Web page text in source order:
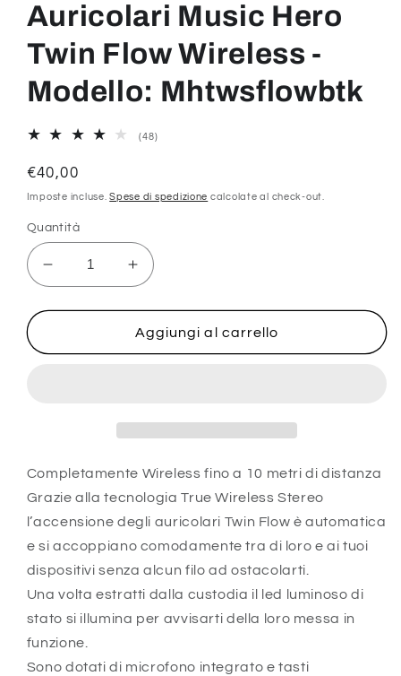
Auricolari Music Hero
Twin Flow Wireless -
Modello: Mhtwsflowbtk
(48)48
Prezzo
di
€40,00
Imposte incluse.Spese di spedizione calcolate al check-out.
Quantità
Diminuisci
quantità
per
Music
Modello:
Mhtwsflowbtk
Aumenta
quantità
per
Auricolari
Music
Modello:
Mhtwsflowbtk
Aggiungi al carrello
Completamente Wireless fino a 10 metri di distanza
Grazie alla tecnologia True Wireless Stereo
l’accensione degli auricolari Twin Flow è automatica
e si accoppiano comodamente tra di loro e ai tuoi
dispositivi senza alcun filo ad ostacolarti.
Una volta estratti dalla custodia il led luminoso di
stato si illumina per avvisarti della loro messa in
funzione.
Sono dotati di microfono integrato e tasti